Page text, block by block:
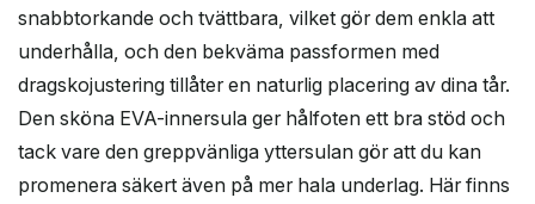
063 kr.
snabbtorkande och tvättbara, vilket gör dem enkla att
underhålla, och den bekväma passformen med
dragskojustering tillåter en naturlig placering av dina tår.
Den sköna EVA-innersula ger hålfoten ett bra stöd och
tack vare den greppvänliga yttersulan gör att du kan
promenera säkert även på mer hala underlag. Här finns